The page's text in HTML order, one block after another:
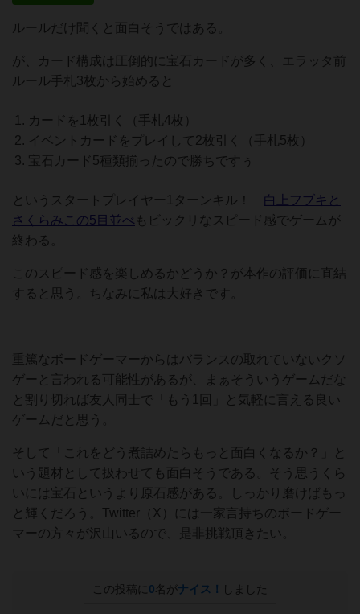
ルールだけ聞くと面白そうではある。
が、カード構成は圧倒的に宝石カードが多く、エラッタ前
ルール手札3枚から始めると
カードを1枚引く（手札4枚）
イベントカードをプレイして2枚引く（手札5枚）
宝石カード5種類揃ったので勝ちですぅ
というスタートプレイヤー1ターンキル！ 白上フブキと
さくらみこの5目並べ もビックリなスピード感でゲームが
終わる。
このスピード感を楽しめるかどうか？が本作の評価に直結
すると思う。ちなみに私は大好きです。
重篤なボードゲーマーからはバランスの取れていないクソ
ゲーと言われる可能性があるが、まぁそういうゲームだな
と割り切れば友人同士で「もう1回」と気軽に言える良い
ゲームだと思う。
そして「これをどう煮詰めたらもっと面白くなるか？」と
いう題材として扱わせても面白そうである。そう思うくら
いには宝石というより原石感がある。しっかり磨けばもっ
と輝くだろう。Twitter（X）には一家言持ちのボードゲー
マーの方々が沢山いるので、是非挑戦頂きたい。
この投稿に 0名がナイス！ しました